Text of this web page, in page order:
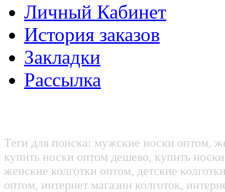
Личный Кабинет
История заказов
Закладки
Рассылка
Теги для поиска: мужские носки оптом,
купить носки оптом дешево, купить
женские колготки оптом, детские
оптом, интернет магазин колготок,